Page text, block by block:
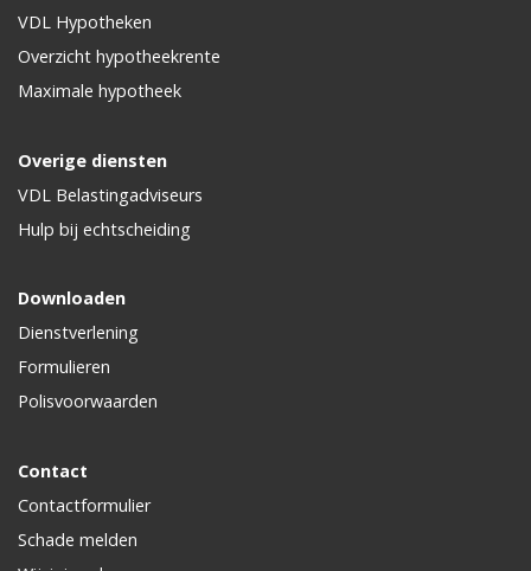
VDL Hypotheken
Overzicht hypotheekrente
Maximale hypotheek
Overige diensten
VDL Belastingadviseurs
Hulp bij echtscheiding
Downloaden
Dienstverlening
Formulieren
Polisvoorwaarden
Contact
Contactformulier
Schade melden